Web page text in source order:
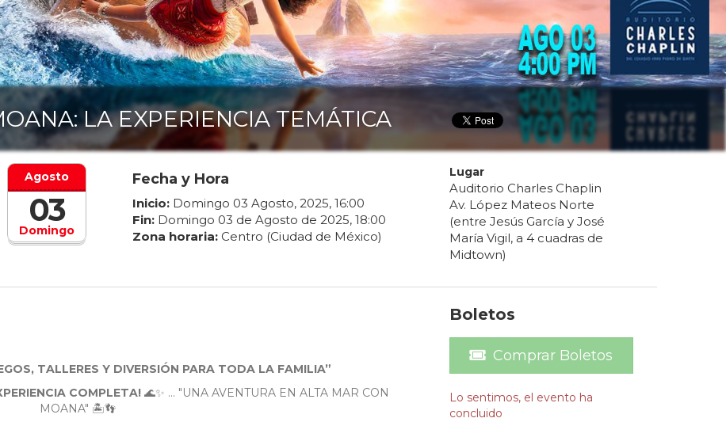
LA EXPERIENCIA TEMÁTICA
Domingo
Agosto
03
Fecha y Hora
Inicio: Domingo 03 Agosto, 2025, 16:00
Fin: Domingo 03 de Agosto de 2025, 18:00
Zona horaria: Centro (Ciudad de México)
Lugar
Auditorio Charles Chaplin
Av. López Mateos Norte
(entre Jesús García y José
María Vigil, a 4 cuadras de
Midtown)
TALLERES Y DIVERSIÓN PARA TODA LA FAMILIA”
COMPLETA!🌊✨ ... "UNA AVENTURA EN ALTA MAR CON
MOANA" 🏝️👣
Boletos
Comprar Boletos
Lo sentimos, el evento ha
concluido